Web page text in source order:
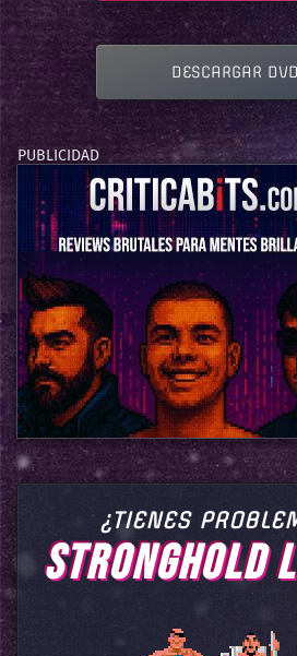
DESCARGAR DVD
¿TIENES
STRONGHOLD